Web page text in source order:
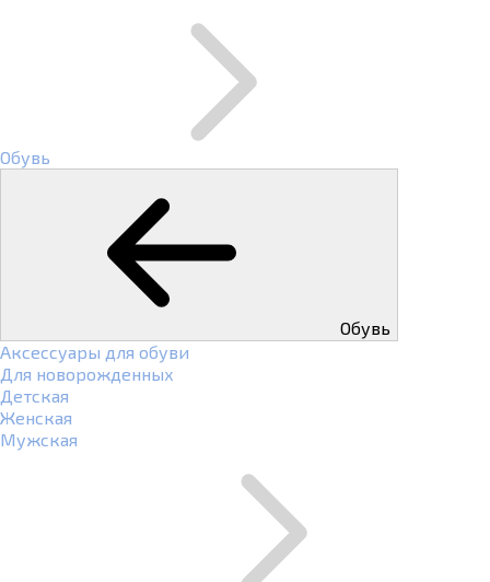
Обувь
Обувь
Аксессуары для обуви
Для новорожденных
Детская
Женская
Мужская